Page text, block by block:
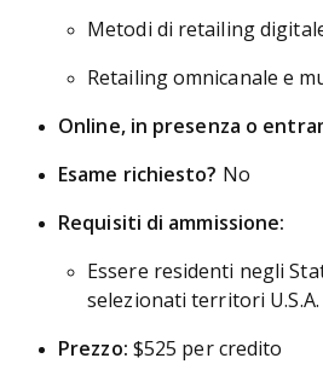
Metodi di retailing
Retailing omnicanale e
Online, in presenza o
Esame richiesto? No
Requisiti di ammissione:
Essere residenti negli
selezionati territori U.S.A.
Prezzo: $525 per credito